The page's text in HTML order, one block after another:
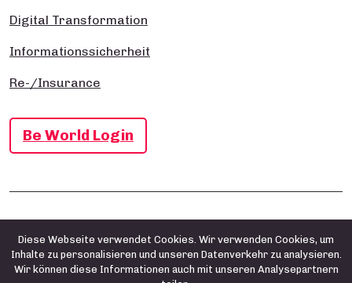
Digital Transformation
Informationssicherheit
Re-/Insurance
Be World Login
Diese Webseite verwendet Cookies. Wir verwenden Cookies, um
Inhalte zu personalisieren und unseren Datenverkehr zu analysieren.
Wir können diese Informationen auch mit unseren Analysepartnern